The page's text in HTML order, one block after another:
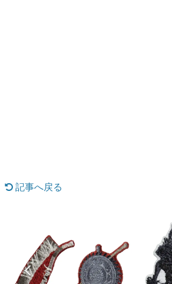
具体的な形から解き明かしてい
ゲームが変えた日本語
「経験値」「裏技」「ラスボス
の起源や用法の変遷を、コンピ
イニーP氏が徹底調査。
記事へ戻る